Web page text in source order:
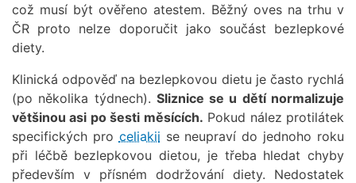
což musí být ověřeno atestem. Běžný oves na trhu v
ČR proto nelze doporučit jako součást bezlepkové
diety.
Klinická odpověď na bezlepkovou dietu je často rychlá
(po několika týdnech). Sliznice se u dětí normalizuje
většinou asi po šesti měsících. Pokud nález protilátek
specifických pro celiakii se neupraví do jednoho roku
při léčbě bezlepkovou dietou, je třeba hledat chyby
především v přísném dodržování diety. Nedostatek